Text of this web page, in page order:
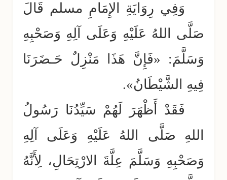
وَفِي رِوَايَةِ الإِمَامِ مسلم قَالَ
صَلَّى اللهُ عَلَيْهِ وَعَلَى آلِهِ وَصَحْبِهِ
وَسَلَّمَ: «فَإِنَّ هَذَا مَنْزِلٌ حَـضَرَنَا
فِيهِ الشَّيْطَانُ».
فَقَدْ أَظْهَرَ لَهُمْ سَيِّدُنَا رَسُولُ
اللهِ صَلَّى اللهُ عَلَيْهِ وَعَلَى آلِهِ
وَصَحْبِهِ وَسَلَّمَ عِلَّةَ الارْتِحَالِ، لِأَنَّهُ